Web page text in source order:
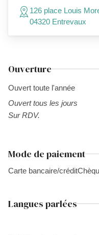
Ouverture
Ouvert toute l'année
Ouvert tous les jours
Sur RDV.
Mode de paiement
Carte bancaire/crédit
Langues parlées
126 place Louis
04320 Entrevaux